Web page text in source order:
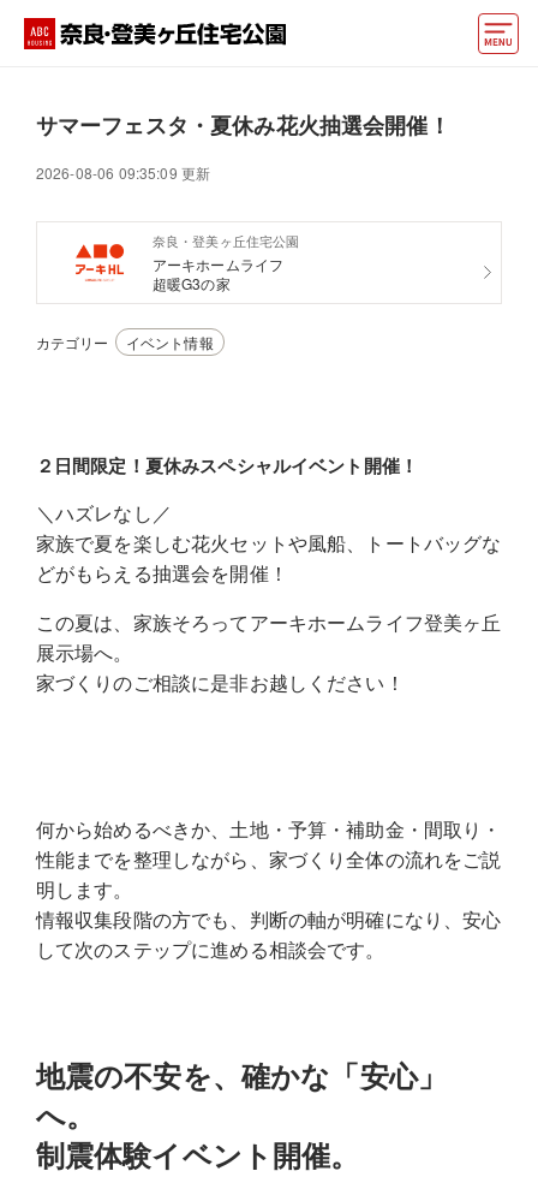
アクセス
好みからモデルハウスを探す
住まいづくりお役立ち情報
マイページ アカウント登録
サマーフェスタ・夏休み花火抽選会開催！
2026-08-06 09:35:09 更新
奈良・登美ヶ丘住宅公園
アーキホームライフ
超暖G3の家
カテゴリー イベント情報
２日間限定！夏休みスペシャルイベント開催！
＼ハズレなし／
家族で夏を楽しむ花火セットや風船、トートバッグな
どがもらえる抽選会を開催！
この夏は、家族そろってアーキホームライフ登美ヶ丘
展示場へ。
家づくりのご相談に是非お越しください！
何から始めるべきか、土地・予算・補助金・間取り・
性能までを整理しながら、家づくり全体の流れをご説
明します。
情報収集段階の方でも、判断の軸が明確になり、安心
して次のステップに進める相談会です。
地震の不安を、確かな「安心」
へ。
制震体験イベント開催。